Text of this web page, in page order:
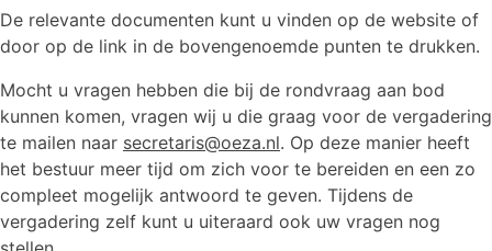
De relevante documenten kunt u vinden op de website of
door op de link in de bovengenoemde punten te drukken.
Mocht u vragen hebben die bij de rondvraag aan bod
kunnen komen, vragen wij u die graag voor de vergadering
te mailen naar secretaris@oeza.nl. Op deze manier heeft
het bestuur meer tijd om zich voor te bereiden en een zo
compleet mogelijk antwoord te geven. Tijdens de
vergadering zelf kunt u uiteraard ook uw vragen nog